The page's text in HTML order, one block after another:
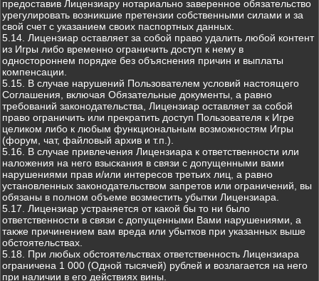
предоставив Лицензиару нотариально заверенное обязательство
урегулировать возникшие претензии собственными силами и за
свой счет с указанием своих паспортных данных.
5.14. Лицензиар оставляет за собой право удалить любой контент
из Игры либо временно ограничить доступ к нему в
одностороннем порядке без объяснения причин и выплаты
компенсации.
5.15. В случае нарушений Пользователем условий настоящего
Соглашения, включая Обязательные документы, а равно
требований законодательства, Лицензиар оставляет за собой
право ограничить или прекратить доступ Пользователя к Игре
целиком либо к любым функциональным возможностям Игры
(форум, чат, файловый архив и т.п.).
5.16. В случае привлечения Лицензиара к ответственности или
наложения на него взыскания в связи с допущенными вами
нарушениями прав и/или интересов третьих лиц, а равно
установленных законодательством запретов или ограничений, вы
обязаны в полном объеме возместить убытки Лицензиара.
5.17. Лицензиар устраняется от какой бы то ни было
ответственности в связи с допущенными Вами нарушениями, а
также причинением вам вреда или убытков при указанных выше
обстоятельствах.
5.18. При любых обстоятельствах ответственность Лицензиара
ограничена 1 000 (Одной тысячей) рублей и возлагается на него
при наличии в его действиях вины.